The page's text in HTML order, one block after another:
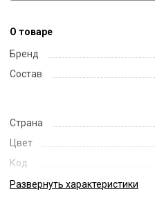
О товаре
Бренд
Состав
Страна
Цвет
Код
Артикул
Развернуть характеристики